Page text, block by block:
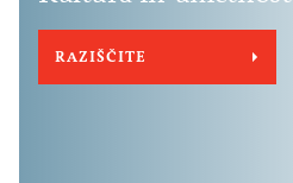
RAZIŠČITE